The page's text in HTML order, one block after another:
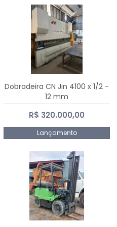
Dobradeira CN Jin 4100 x 1/2 -
12 mm
R$ 320.000,00
Lançamento